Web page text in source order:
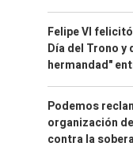
Felipe VI
Día del Trono
hermandad"
Podemos
organización
contra la